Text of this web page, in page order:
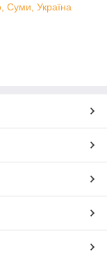
Суми, Україна